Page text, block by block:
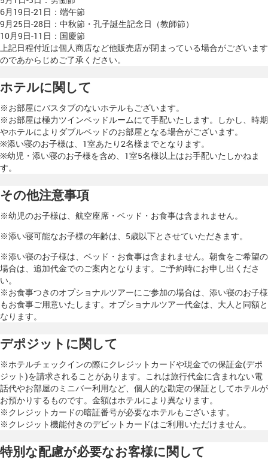
6月19日-21日：端午節
9月25日-28日：中秋節・孔子誕生記念日（教師節）
10月9日-11日：国慶節
上記日程付近は個人商店など他販売店が閉まっている場合がございます
のであからじめご了承ください。
ホテルに関して
※お部屋にバスタブのないホテルもございます。
※お部屋は極力ツインベッドルームにて手配いたします。しかし、時期
やホテルによりダブルベッドのお部屋となる場合がございます。
※添い寝のお子様は、1室あたり2名様までとなります。
※幼児・添い寝のお子様を含め、1室5名様以上はお手配いたしかねま
す。
その他注意事項
※幼児のお子様は、航空座席・ベッド・お食事は含まれません。
※添い寝可能なお子様の年齢は、5歳以下とさせていただきます。
※添い寝のお子様は、ベッド・お食事は含まれません。朝食をご希望の
場合は、追加代金でのご案内となります。ご予約時にお申し出くださ
い。
※お食事つきのオプショナルツアーにご参加の場合は、添い寝のお子様
もお食事ご用意いたします。オプショナルツアー代金は、大人と同額と
なります。
デポジットに関して
※ホテルチェックインの際にクレジットカードや現金での保証金(デポ
ジット)を請求されることがあります。これは旅行代金に含まれない電
話代やお部屋のミニバー利用など、個人的な勘定の保証としてホテルが
お預かりするものです。金額はホテルにより異なります。
※クレジットカードの暗証番号が必要なホテルもございます。
※クレジット機能付きのデビットカードはご利用いただけません。
特別な配慮が必要なお客様に関して